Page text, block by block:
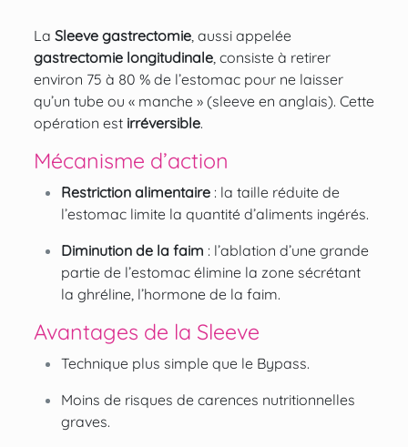
La Sleeve gastrectomie, aussi appelée
gastrectomie longitudinale, consiste à retirer
environ 75 à 80 % de l’estomac pour ne laisser
qu’un tube ou « manche » (sleeve en anglais). Cette
opération est irréversible.
Mécanisme d’action
Restriction alimentaire: la taille réduite de
l’estomac limite la quantité d’aliments ingérés.
Diminution de la faim : l’ablation d’une grande
partie de l’estomac élimine la zone sécrétant
la ghréline, l’hormone de la faim.
Avantages de la Sleeve
Technique plus simple que le Bypass.
Moins de risques de carences nutritionnelles
graves.